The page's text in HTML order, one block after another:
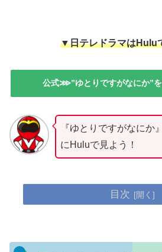
▼日テレドラマはHulu
公式⋙”ゆとりですがなにか”
『ゆとりですがなにか
にHuluで見よう！
目次